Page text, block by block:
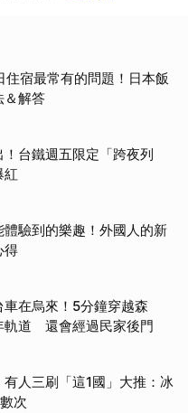
住宿最常有的問題！日本飯
＆解答
台鐵週五限定「跨夜列
紅
體驗到的樂趣！外國人的新
得
在烏來！5分鐘穿越森
軌道 還會經過民家後門
人三刷「這1國」大推：冰
次